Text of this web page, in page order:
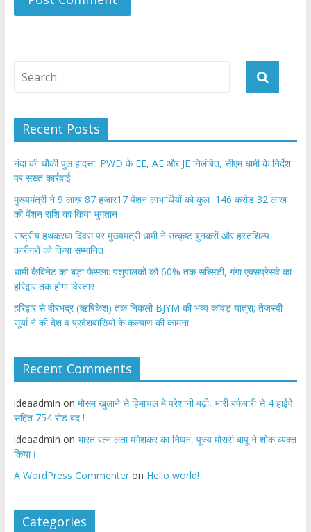
Recent Posts
नंदा की चौकी पुल हादसा: PWD के EE, AE और JE निलंबित, सीएम धामी के निर्देश
पर सख्त कार्रवाई
मुख्यमंत्री ने 9 लाख 87 हजार17 पेंशन लाभार्थियों को कुल 146 करोड़ 32 लाख
की पेंशन राशि का किया भुगतान
राष्ट्रीय हथकरघा दिवस पर मुख्यमंत्री धामी ने उत्कृष्ट बुनकरों और हस्तशिल्प
कारीगरों को किया सम्मानित
​धामी कैबिनेट का बड़ा फैसला: पशुपालकों को 60% तक सब्सिडी, गंगा एक्सप्रेसवे का
हरिद्वार तक होगा विस्तार
​हरिद्वार से वीरभद्र (ऋषिकेश) तक निकली BJYM की भव्य कांवड़ यात्रा; तेजस्वी
सूर्या ने की देश व प्रदेशवासियों के कल्याण की कामना
Recent Comments
ideaadmin on मौसम खुलाने से हिमाचल मे परेशानी बढ़ी, भारी बर्फबारी से 4 हाईवे
सहित 754 रोड बंद !
ideaadmin on भारत रत्न लता मंगेशकर का निधन, पूज्य मोरारी बापू ने शोक व्यक्त
किया।
A WordPress Commenteron Hello world!
Categories